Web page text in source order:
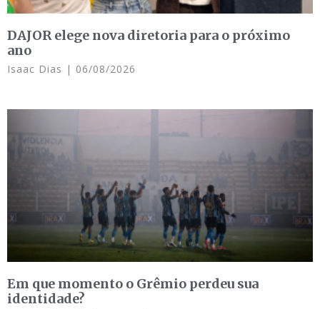
DAJOR elege nova diretoria para o próximo
ano
Isaac Dias 06/08/2026
Em que momento o Grêmio perdeu sua
identidade?